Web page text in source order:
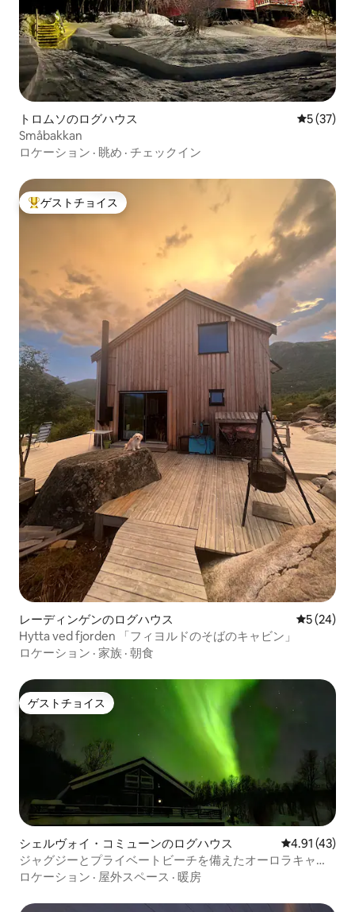
トロムソのログハウス レビュー
5 (37)
Småbakkan
ロケーション · 眺め · チェックイン
大好評のゲストチョイスです。
ゲストチョイス
レーディンゲンのログハウス レビュー
5 (24)
Hytta ved fjorden 「フィヨルドのそばのキャビン」
ロケーション · 家族 · 朝食
ゲストチョイス
ゲストチョイス
シェルヴォイ・コミューンのログハウス レビュー43
4.91 (43)
ジャグジーとプライベートビーチを備えたオーロラキャビ
ン
ロケーション · 屋外スペース · 暖房